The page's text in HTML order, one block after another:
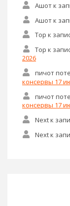
Ашотк
Ашотк
Тор к
Тор к
2026
пичот
консервы 17
пичот
консервы 17
Nextк
Nextк